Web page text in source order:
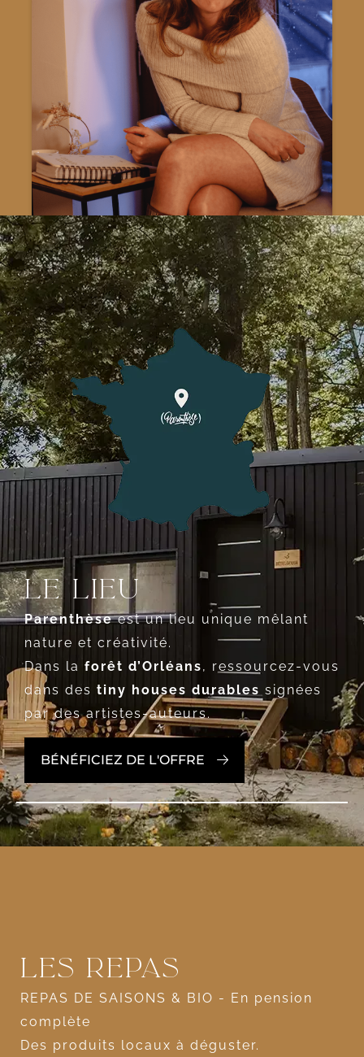
Le lieu
Parenthèseest un lieu unique mêlant
nature et créativité.
Dans la forêt d’Orléans, ressourcez-vous
dans des tiny houses durables signées
par des artistes-auteurs.
BÉNÉFICIEZ DE L'OFFRE
Les repas
REPAS DE SAISONS & BIO - En pension
complète
Des produits locaux à déguster.